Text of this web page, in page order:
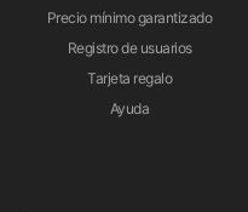
Precio mínimo garantizado
Registro de usuarios
Tarjeta regalo
Ayuda